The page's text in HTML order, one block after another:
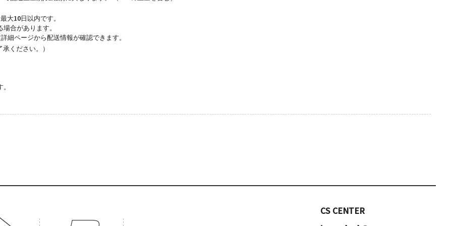
大10日以内です。
合があります。
細ページから配送情報が確認できます。
ください。）
CS CENTER